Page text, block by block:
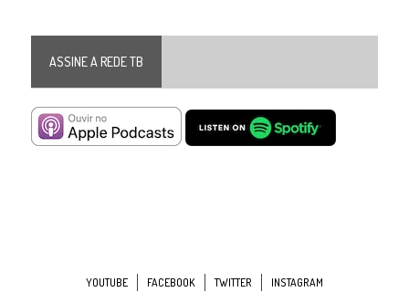
ASSINE A REDE TB
YOUTUBE FACEBOOK TWITTER
INSTAGRAM